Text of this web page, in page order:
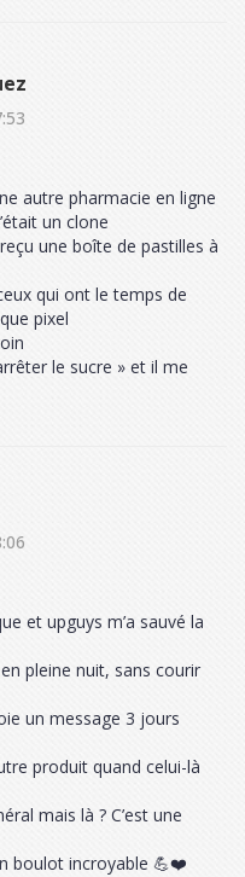
autre pharmacie en ligne
un clone
une boîte de pastilles à
qui ont le temps de
pixel
le sucre » et il me
et upguys m’a sauvé la
pleine nuit, sans courir
un message 3 jours
produit quand celui-là
mais là ? C’est une
boulot incroyable 💪❤️